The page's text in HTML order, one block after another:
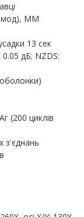
MM
13 сек
дБ; NZDS:
(200 циклів
з'єднань